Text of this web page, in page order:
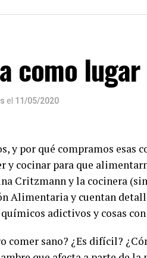
como
el 11/05/2020
y por qué compramos esas
y cocinar para que
Critzmann y la cocinera
Alimentaria y cuentan
adictivos y cosas
comer sano? ¿Es difícil?